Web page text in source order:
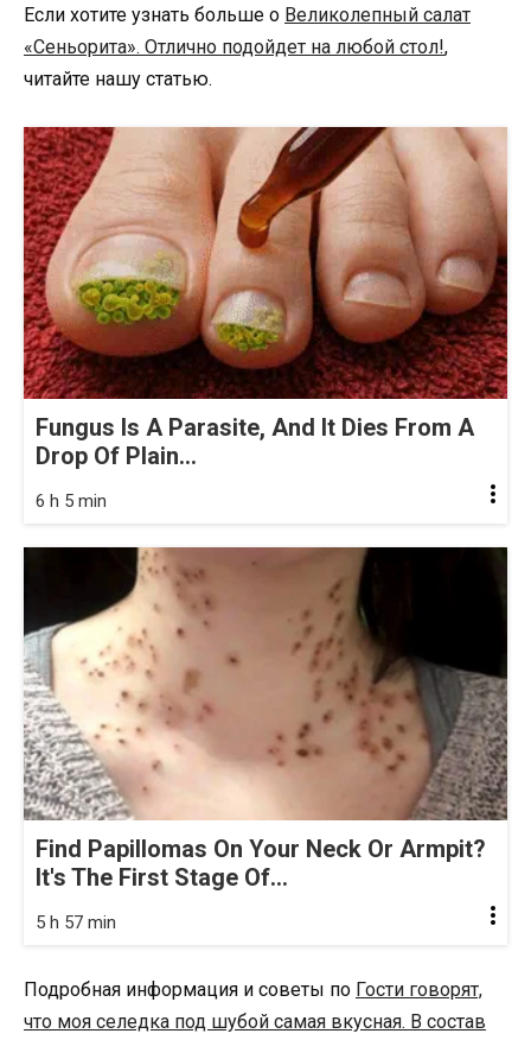
Если хотите узнать больше о Великолепный cалат
«Сеньорита». Отлично подойдет на любой стол!,
читайте нашу статью.
Fungus Is A Parasite, And It Dies From A
Drop Of Plain...
6 h 5 min
Find Papillomas On Your Neck Or Armpit?
It's The First Stage Of...
5 h 57 min
Подробная информация и советы по Гости говорят,
что моя селедка под шубой самая вкусная. В состав